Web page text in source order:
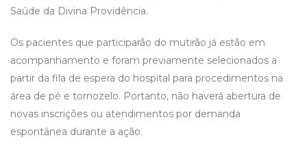
Saúde da Divina Providência.
Os pacientes que participarão do mutirão já estão em
acompanhamento e foram previamente selecionados a
partir da fila de espera do hospital para procedimentos na
área de pé e tornozelo. Portanto, não haverá abertura de
novas inscrições ou atendimentos por demanda
espontânea durante a ação.